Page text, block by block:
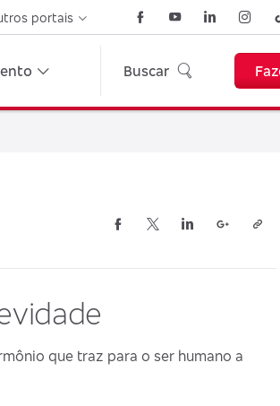
portais
Buscar
que traz para o ser humano a